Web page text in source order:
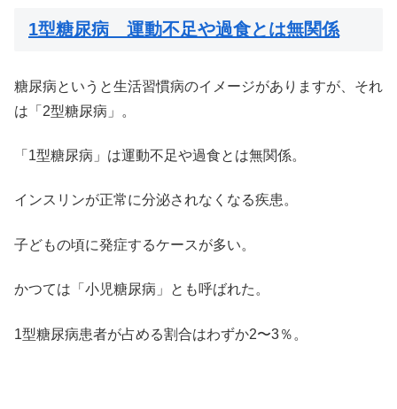
1型糖尿病 運動不足や過食とは無関係
糖尿病というと生活習慣病のイメージがありますが、それ
は「2型糖尿病」。
「1型糖尿病」は運動不足や過食とは無関係。
インスリンが正常に分泌されなくなる疾患。
子どもの頃に発症するケースが多い。
かつては「小児糖尿病」とも呼ばれた。
1型糖尿病患者が占める割合はわずか2〜3％。